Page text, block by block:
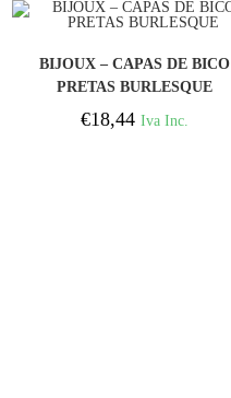
BIJOUX – CAPAS DE BICO
PRETAS BURLESQUE
€18,44 Iva Inc.